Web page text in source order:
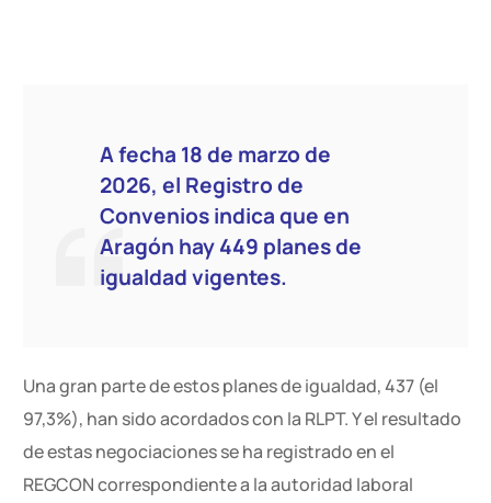
A fecha 18 de marzo de
2026, el Registro de
Convenios indica que en
Aragón hay 449 planes de
igualdad vigentes.
Una gran parte de estos planes de igualdad, 437 (el
97,3%), han sido acordados con la RLPT. Y el resultado
de estas negociaciones se ha registrado en el
REGCON correspondiente a la autoridad laboral